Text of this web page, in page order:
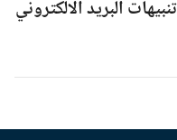
البريد الالكتروني